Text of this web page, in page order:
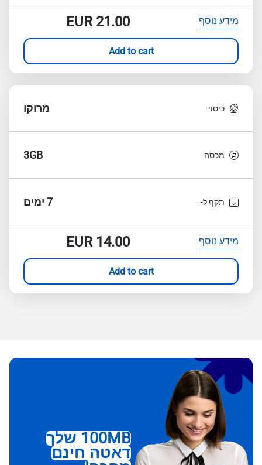
מידע נוסף EUR21.00
Add to cart
כיסוי מרוקו
מכסה 3GB
תקף ל- 7 ימים
מידע נוסף EUR14.00
Add to cart
100MB שלך
דאטה חינם